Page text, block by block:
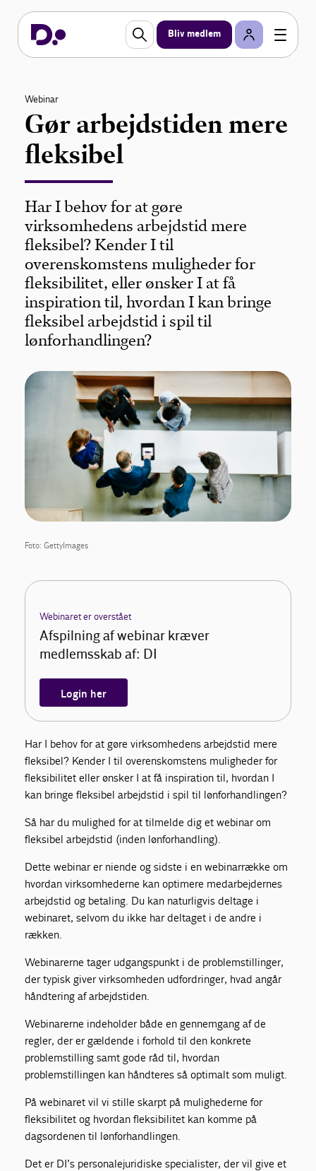
Bliv medlem
Webinar
Gør arbejdstiden mere
fleksibel
Har I behov for at gøre
virksomhedens arbejdstid mere
fleksibel? Kender I til
overenskomstens muligheder for
fleksibilitet, eller ønsker I at få
inspiration til, hvordan I kan bringe
fleksibel arbejdstid i spil til
lønforhandlingen?
Foto: GettyImages
Webinaret er overstået
Afspilning af webinar kræver
medlemsskab af: DI
Login her
Har I behov for at gøre virksomhedens arbejdstid mere
fleksibel? Kender I til overenskomstens muligheder for
fleksibilitet eller ønsker I at få inspiration til, hvordan I
kan bringe fleksibel arbejdstid i spil til lønforhandlingen?
Så har du mulighed for at tilmelde dig et webinar om
fleksibel arbejdstid (inden lønforhandling).
Dette webinar er niende og sidste i en webinarrække om
hvordan virksomhederne kan optimere medarbejdernes
arbejdstid og betaling. Du kan naturligvis deltage i
webinaret, selvom du ikke har deltaget i de andre i
rækken.
Webinarerne tager udgangspunkt i de problemstillinger,
der typisk giver virksomheden udfordringer, hvad angår
håndtering af arbejdstiden.
Webinarerne indeholder både en gennemgang af de
regler, der er gældende i forhold til den konkrete
problemstilling samt gode råd til, hvordan
problemstillingen kan håndteres så optimalt som muligt.
På webinaret vil vi stille skarpt på mulighederne for
fleksibilitet og hvordan fleksibilitet kan komme på
dagsordenen til lønforhandlingen.
Det er DI’s personalejuridiske specialister, der vil give et